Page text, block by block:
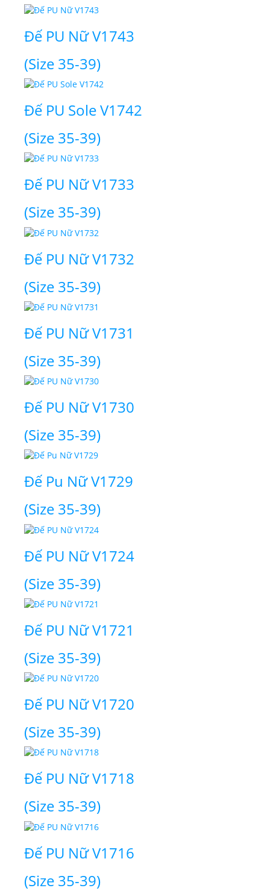
Đế PU Nữ V1743
(Size 35-39)
Đế PU Sole V1742
(Size 35-39)
Đế PU Nữ V1733
(Size 35-39)
Đế PU Nữ V1732
(Size 35-39)
Đế PU Nữ V1731
(Size 35-39)
Đế PU Nữ V1730
(Size 35-39)
Đế Pu Nữ V1729
(Size 35-39)
Đế PU Nữ V1724
(Size 35-39)
Đế PU Nữ V1721
(Size 35-39)
Đế PU Nữ V1720
(Size 35-39)
Đế PU Nữ V1718
(Size 35-39)
Đế PU Nữ V1716
(Size 35-39)